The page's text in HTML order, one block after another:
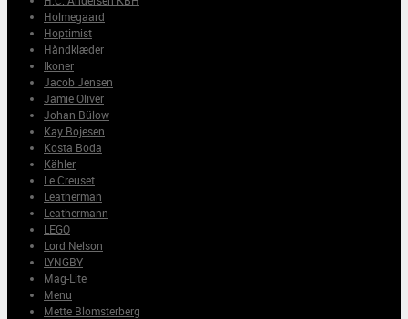
Holmegaard
Hoptimist
Håndklæder
Ikoner
Jacob Jensen
Jamie Oliver
Johan Bülow
Kay Bojesen
Kosta Boda
Kähler
Le Creuset
Leatherman
Leathermann
LEGO
Lord Nelson
LYNGBY
Mag-Lite
Menu
Mette Blomsterberg